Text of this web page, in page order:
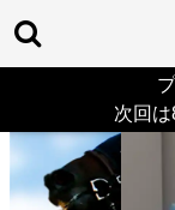
次回
> 26/8/9 (